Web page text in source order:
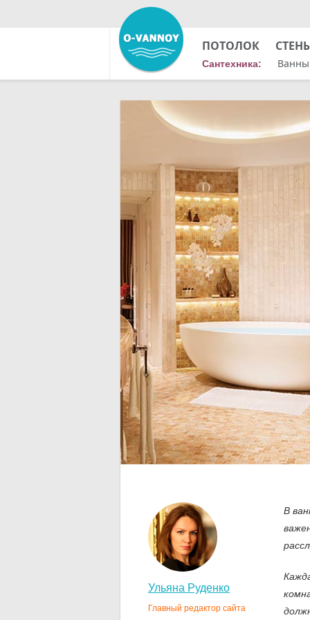
ПОТОЛОК
Сантехника: Ванны
Ульяна Руденко
Главный редактор сайта
В